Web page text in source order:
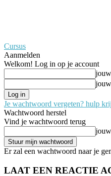
Cursus
Aanmelden
Welkom! Log in op je account
Je wachtwoord vergeten? hulp
Wachtwoord herstel
Vind je wachtwoord terug
Er zal een wachtwoord naar je
LAAT EEN REACTIE